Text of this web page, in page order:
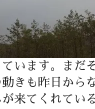
います。まだ
きも昨日から
来てくれてい